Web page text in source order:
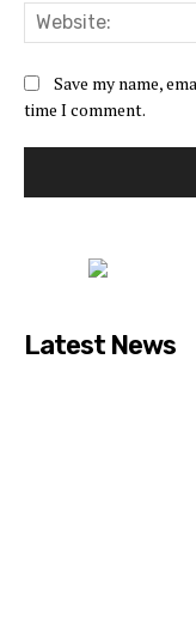
Save my name,
time I comment.
Latest News